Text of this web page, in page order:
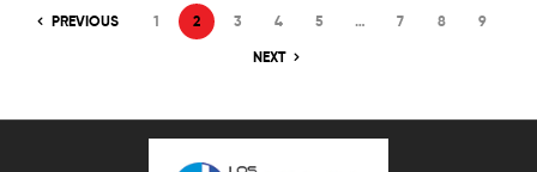
PREVIOUS 1 2 3 4 5 … 7 8
9
NEXT